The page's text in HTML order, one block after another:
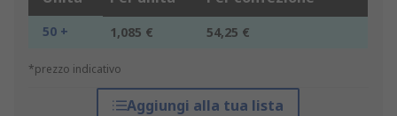
50 + 1,085 € 54,25 €
*prezzo indicativo
Aggiungi alla tua lista